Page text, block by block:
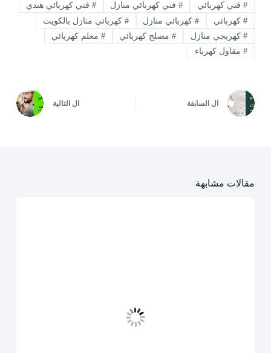
#فني كهربائي #فني كهربائي منازل # فني كهربائي هندي
#كهربائي #كهربائي منازل # كهربائي منازل بالكويت
#كهربجي منازل #مصلح كهربائي # معلم كهربائي
#مقاول كهرباء
ال السابقة ال التالية
مقالات مشابهة